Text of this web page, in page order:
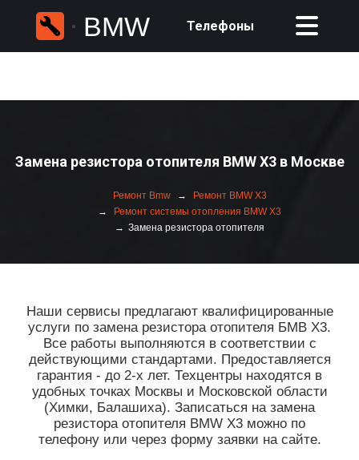
BMW Телефоны
Замена резистора отопителя BMW X3 в Москве
Ремонт Bmw
Ремонт BMW X3
Ремонт системы отопления BMW X3
Замена резистора отопителя
Наши сервисы предлагают квалифицированные
услуги по замена резистора отопителя БМВ Х3.
Все работы выполняются в соответствии с
действующими стандартами. Предоставляется
гарантия - до 2-х лет. Техцентры находятся в
удобных точках Москвы и Московской области
(Химки, Балашиха). Записаться на замена
резистора отопителя BMW X3 можно по
телефону или через форму заявки на сайте.